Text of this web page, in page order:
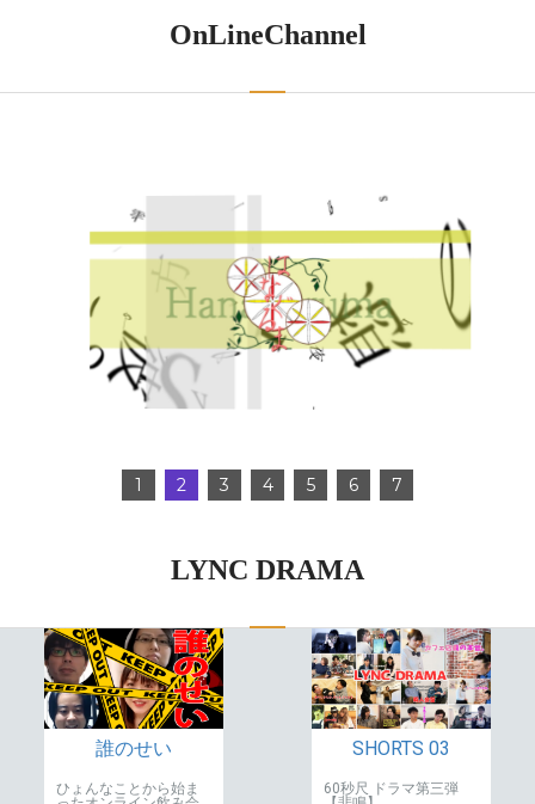
OnLineChannel
1 2 3 4 5 6 7
LYNC DRAMA
誰のせい
ひょんなことから始ま
SHORTS 03
60秒尺 ドラマ第三弾